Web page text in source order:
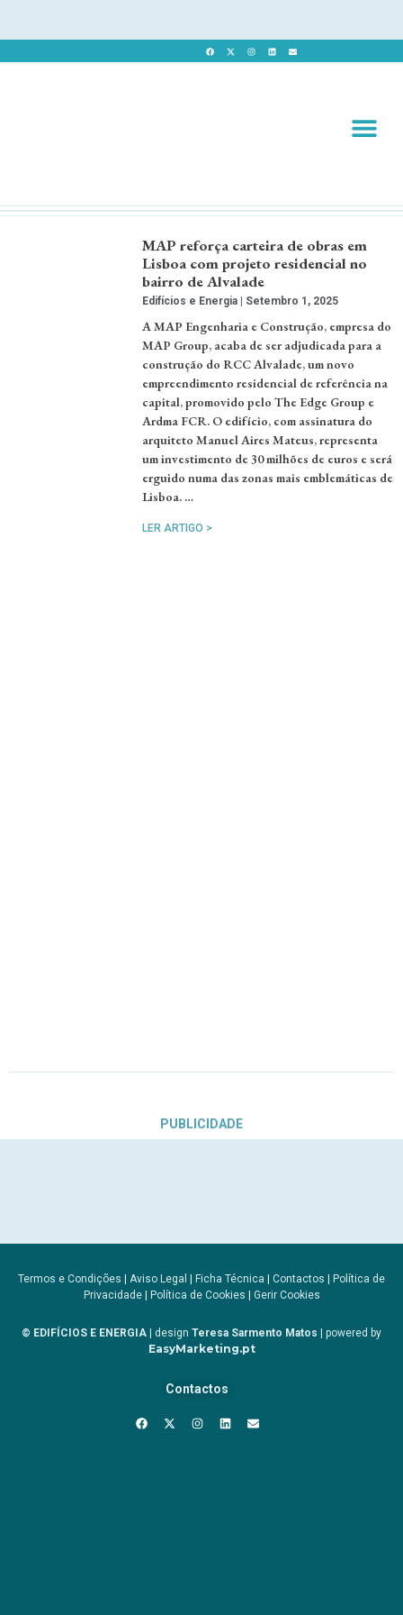
MAP reforça carteira de obras em
Lisboa com projeto residencial no
bairro de Alvalade
Edifícios e Energia Setembro 1, 2025
A MAP Engenharia e Construção, empresa do
MAP Group, acaba de ser adjudicada para a
construção do RCC Alvalade, um novo
empreendimento residencial de referência na
capital, promovido pelo The Edge Group e
Ardma FCR. O edifício, com assinatura do
arquiteto Manuel Aires Mateus, representa
um investimento de 30 milhões de euros e será
erguido numa das zonas mais emblemáticas de
Lisboa. …
LER ARTIGO >
PUBLICIDADE
Termos e Condições | Aviso Legal | Ficha Técnica | Contactos | Política de
Privacidade| Política de Cookies | Gerir Cookies
© EDIFÍCIOS E ENERGIA | design Teresa Sarmento Matos | powered by
EasyMarketing.pt
Contactos